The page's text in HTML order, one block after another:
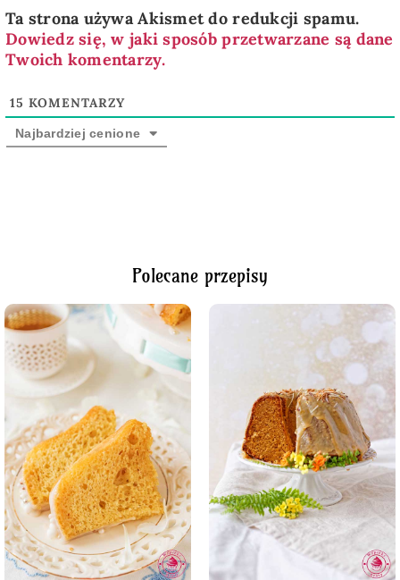
Ta strona używa Akismet do redukcji spamu.
Dowiedz się, w jaki sposób przetwarzane są dane
Twoich komentarzy.
15 KOMENTARZY
Najbardziej cenione
Polecane przepisy